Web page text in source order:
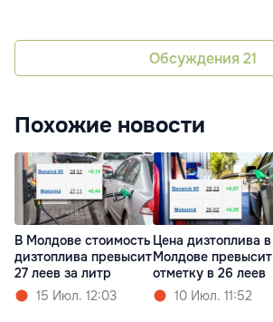
Обсуждения 21
Похожие новости
В Молдове стоимость
дизтоплива превысит
27 леев за литр
15 Июл. 12:03
Цена дизтоплива в
Молдове превысит
отметку в 26 леев
10 Июл. 11:52